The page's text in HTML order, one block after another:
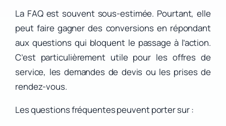
La FAQ est souvent sous-estimée. Pourtant, elle
peut faire gagner des conversions en répondant
aux questions qui bloquent le passage à l’action.
C’est particulièrement utile pour les offres de
service, les demandes de devis ou les prises de
rendez-vous.
Les questions fréquentes peuvent porter sur :